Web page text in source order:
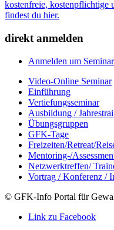
kostenfreie, kostenpflichtige
findest du hier.
direkt anmelden
Anmelden um
Video-Online Seminar
Einführung
Vertiefungsseminar
Ausbildung /
Übungsgruppen
GFK-Tage
Freizeiten/Retreat/
Mentoring-/
Netzwerktreffen/
Vortrag / Konferenz /
© GFK-Info Portal für
Link zu Facebook